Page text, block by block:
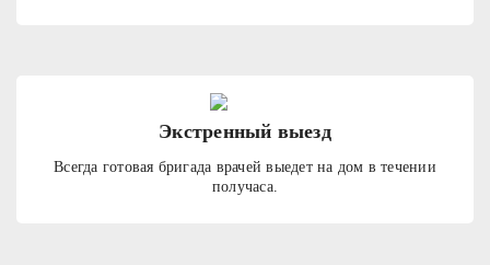
Экстренный выезд
Всегда готовая бригада врачей выедет на дом в течении
получаса.